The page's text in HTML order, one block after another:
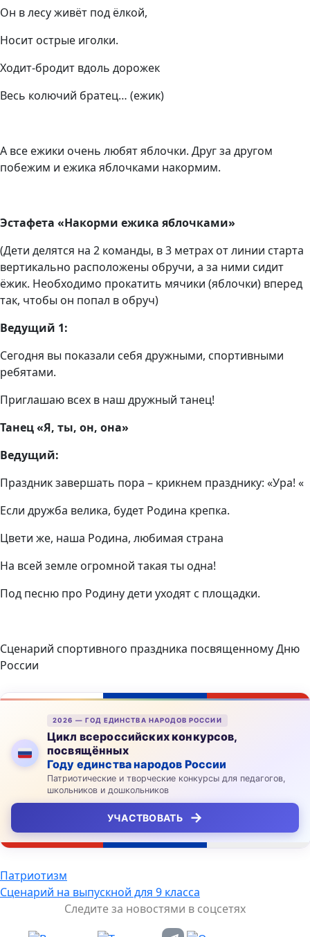
Он в лесу живёт под ёлкой,
Носит острые иголки.
Ходит-бродит вдоль дорожек
Весь колючий братец… (ежик)
А все ежики очень любят яблочки. Друг за другом
побежим и ежика яблочками накормим.
Эстафета «Накорми ежика яблочками»
(Дети делятся на 2 команды, в 3 метрах от линии старта
вертикально расположены обручи, а за ними сидит
ёжик. Необходимо прокатить мячики (яблочки) вперед
так, чтобы он попал в обруч)
Ведущий 1:
Сегодня вы показали себя дружными, спортивными
ребятами.
Приглашаю всех в наш дружный танец!
Танец «Я, ты, он, она»
Ведущий:
Праздник завершать пора – крикнем празднику: «Ура! «
Если дружба велика, будет Родина крепка.
Цвети же, наша Родина, любимая страна
На всей земле огромной такая ты одна!
Под песню про Родину дети уходят с площадки.
Сценарий спортивного праздника посвященному Дню
России
2026 — ГОД ЕДИНСТВА НАРОДОВ РОССИИ
Цикл всероссийских конкурсов,
посвящённых
Году единства народов России
Патриотические и творческие конкурсы для педагогов,
школьников и дошкольников
УЧАСТВОВАТЬ →
Навигация
по
записям
Патриотизм
Сценарий на выпускной для 9 класса
Следите за новостями в соцсетях